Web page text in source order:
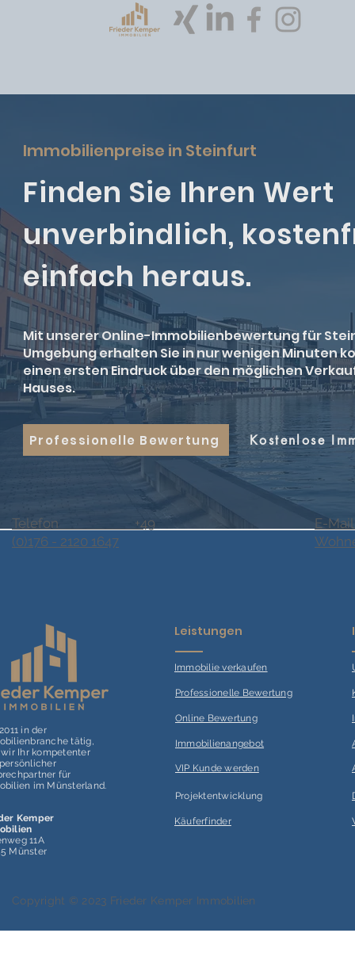
Immobilienpreise in Steinfurt
Finden Sie Ihren Wert
unverbindlich,
einfach heraus.
Mit unserer Online-Immobilienbewertung für
Umgebung erhalten Sie in nur wenigen Minuten
einen ersten Eindruck über den möglichen
Hauses.
Professionelle Bewertung Kostenlose
Telefon +49
(0)176 - 2120 1647
E-
in der
tätig,
Ihr kompetenter
für
im Münsterland.
Kemper
11A
Münster
Leistungen
Immobilie verkaufen
Professionelle Bewertung
Online Bewertung
Immobilienangebot
VIP Kunde werden
Projektentwicklung
Käuferfinder
Copyright © 2023 Frieder Kemper Immobilien